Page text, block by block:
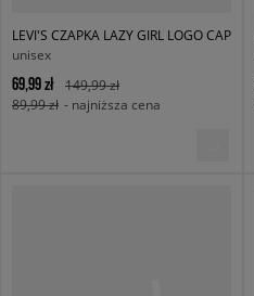
LEVI'S CZAPKA LAZY GIRL LOGO CAP
unisex
69,99 zł
149,99 zł
89,99 zł - najniższa cena